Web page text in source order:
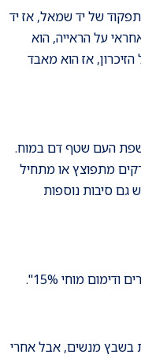
של יד שמאל, אז יד
על הראייה, הוא
אז הוא מאבד
העם שטף דם במוח.
מתפוצץ או מתחיל
גם סיבות נוספות
בשבץ מנשים, אבל אחרי